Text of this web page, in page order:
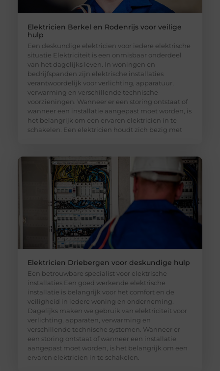
Elektricien Berkel en Rodenrijs voor veilige
hulp
Een deskundige elektricien voor iedere elektrische
situatie Elektriciteit is een onmisbaar onderdeel
van het dagelijks leven. In woningen en
bedrijfspanden zijn elektrische installaties
verantwoordelijk voor verlichting, apparatuur,
verwarming en verschillende technische
voorzieningen. Wanneer er een storing ontstaat of
wanneer een installatie aangepast moet worden, is
het belangrijk om een ervaren elektricien in te
schakelen. Een elektricien houdt zich bezig met
Elektricien Driebergen voor deskundige hulp
Een betrouwbare specialist voor elektrische
installaties Een goed werkende elektrische
installatie is belangrijk voor het comfort en de
veiligheid in iedere woning en onderneming.
Dagelijks maken we gebruik van elektriciteit voor
verlichting, apparaten, verwarming en
verschillende technische systemen. Wanneer er
een storing ontstaat of wanneer een installatie
aangepast moet worden, is het belangrijk om een
ervaren elektricien in te schakelen.